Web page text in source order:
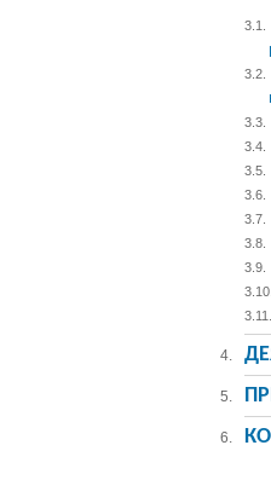
3.1.
3.2.
3.3.
3.4.
3.5.
3.6.
3.7.
3.8.
3.9.
3.10.
3.11.
4.
5.
6.